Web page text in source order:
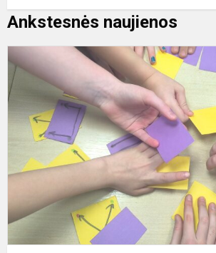
Ankstesnės naujienos